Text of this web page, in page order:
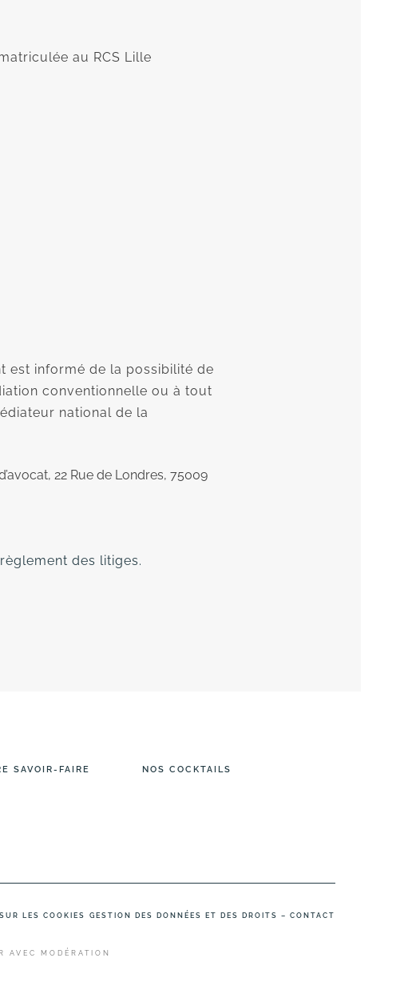
au RCS Lille
est informé de la possibilité de
conventionnelle ou à tout
national de la
22 Rue de Londres, 75009
des litiges.
SAVOIR-FAIRE NOS COCKTAILS
LES COOKIES GESTION DES DONNÉES ET DES DROITS – CONTACT
AVEC MODÉRATION